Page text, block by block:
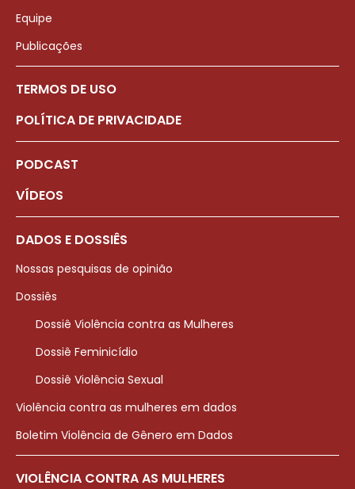
Equipe
Publicações
TERMOS DE USO
POLÍTICA DE PRIVACIDADE
PODCAST
VÍDEOS
DADOS E DOSSIÊS
Nossas pesquisas de opinião
Dossiês
Dossiê Violência contra as Mulheres
Dossiê Feminicídio
Dossiê Violência Sexual
Violência contra as mulheres em dados
Boletim Violência de Gênero em Dados
VIOLÊNCIA CONTRA AS MULHERES